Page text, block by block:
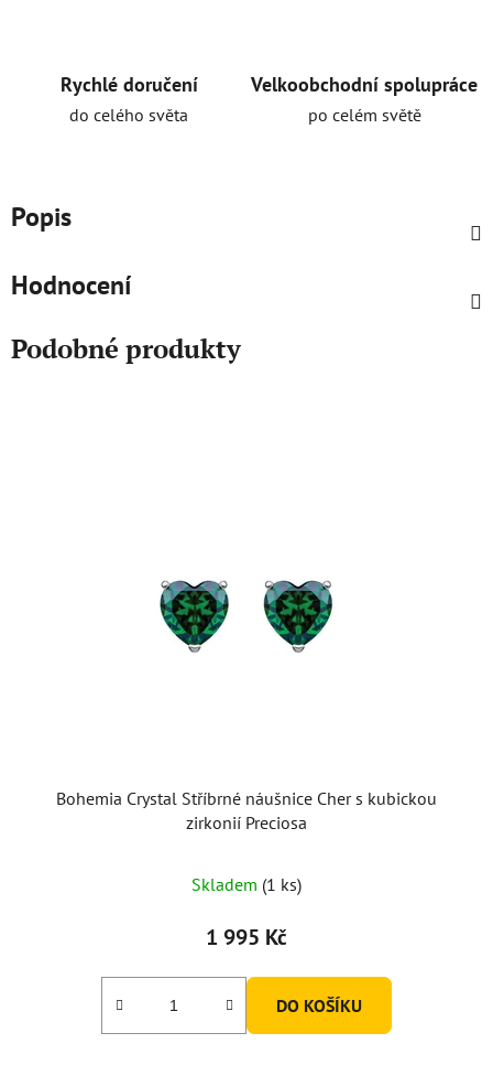
Rychlé doručení
do celého světa
Velkoobchodní spolupráce
po celém světě
Popis
Hodnocení
Podobné produkty
Bohemia Crystal Stříbrné náušnice Cher s kubickou
zirkonií Preciosa
Skladem (1 ks)
1 995 Kč
DO KOŠÍKU